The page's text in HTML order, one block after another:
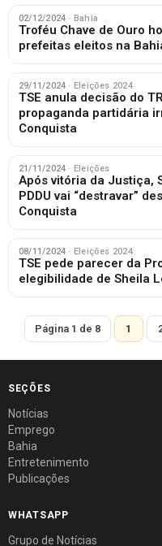
02/12/2024 · Bahia
Troféu Chave de Ouro
prefeitas eleitos na
29/11/2024 · Eleições 2024
TSE anula decisão do
propaganda partidária
Conquista
21/11/2024 · Eleições
Após vitória da Justiça,
PDDU vai “destravar”
Conquista
08/11/2024 · Eleições 2024
TSE pede parecer da
elegibilidade de Sheila
Página 1 de 8 1
SEÇÕES
Notícias
Emprego
Bahia
Entretenimento
Publicações
WHATSAPP
Grupo de Notícias